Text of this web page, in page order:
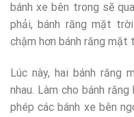
bánh xe bên trong sẽ
phải, bánh răng mặt
chậm hơn bánh răng mặt
Lúc này, hai bánh
nhau. Làm cho bánh
phép các bánh xe bên